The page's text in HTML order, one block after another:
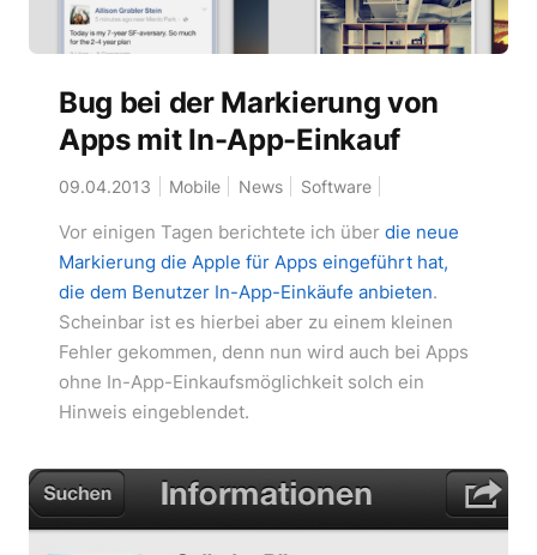
Bug bei der Markierung von
Apps mit In-App-Einkauf
09.04.2013 Mobile News Software
Vor einigen Tagen berichtete ich über die neue
Markierung die Apple für Apps eingeführt hat,
die dem Benutzer In-App-Einkäufe anbieten.
Scheinbar ist es hierbei aber zu einem kleinen
Fehler gekommen, denn nun wird auch bei Apps
ohne In-App-Einkaufsmöglichkeit solch ein
Hinweis eingeblendet.